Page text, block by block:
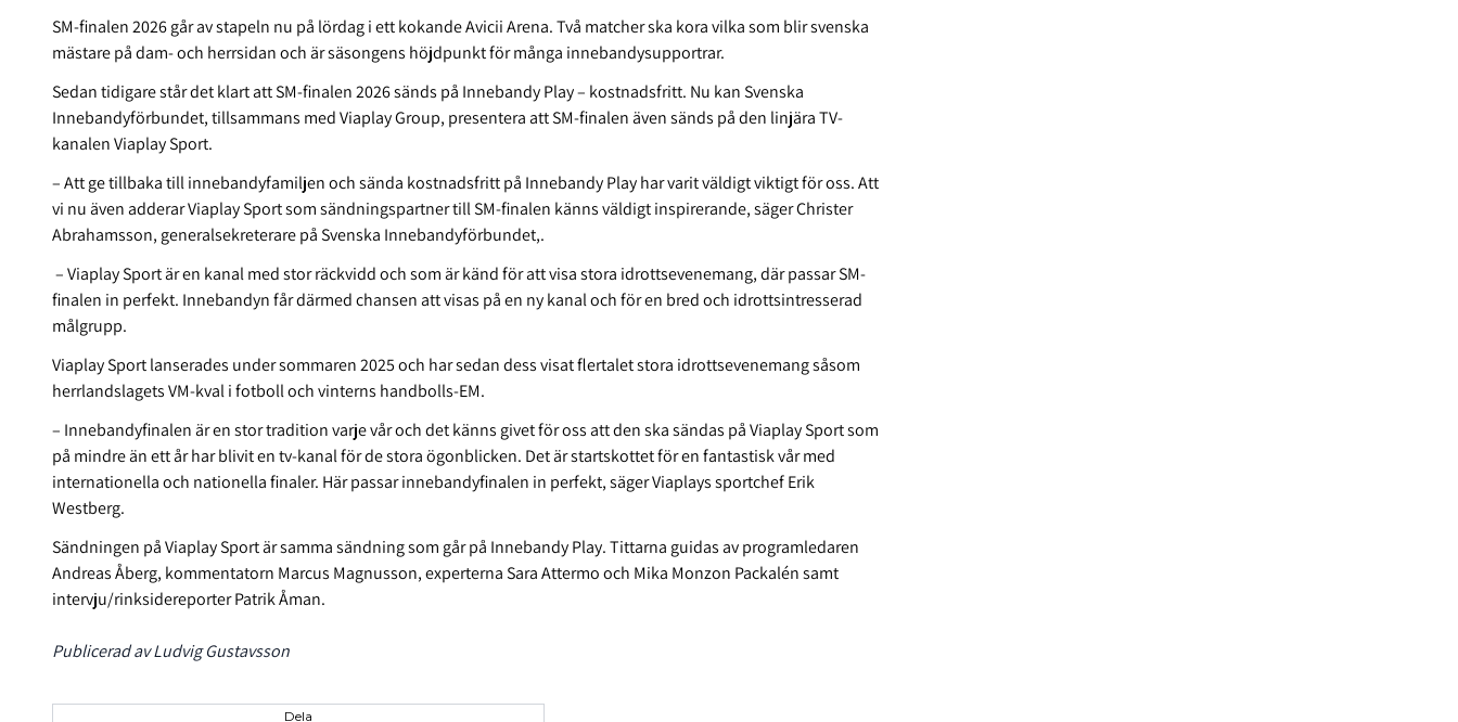
SM-finalen 2026 går av stapeln nu på lördag i ett kokande Avicii Arena. Två matcher ska kora vilka som blir svenska
mästare på dam- och herrsidan och är säsongens höjdpunkt för många innebandysupportrar.
Sedan tidigare står det klart att SM-finalen 2026 sänds på Innebandy Play – kostnadsfritt. Nu kan Svenska
Innebandyförbundet, tillsammans med Viaplay Group, presentera att SM-finalen även sänds på den linjära TV-
kanalen Viaplay Sport.
– Att ge tillbaka till innebandyfamiljen och sända kostnadsfritt på Innebandy Play har varit väldigt viktigt för oss. Att
vi nu även adderar Viaplay Sport som sändningspartner till SM-finalen känns väldigt inspirerande, säger Christer
Abrahamsson, generalsekreterare på Svenska Innebandyförbundet,.
– Viaplay Sport är en kanal med stor räckvidd och som är känd för att visa stora idrottsevenemang, där passar SM-
finalen in perfekt. Innebandyn får därmed chansen att visas på en ny kanal och för en bred och idrottsintresserad
målgrupp.
Viaplay Sport lanserades under sommaren 2025 och har sedan dess visat flertalet stora idrottsevenemang såsom
herrlandslagets VM-kval i fotboll och vinterns handbolls-EM.
– Innebandyfinalen är en stor tradition varje vår och det känns givet för oss att den ska sändas på Viaplay Sport som
på mindre än ett år har blivit en tv-kanal för de stora ögonblicken. Det är startskottet för en fantastisk vår med
internationella och nationella finaler. Här passar innebandyfinalen in perfekt, säger Viaplays sportchef Erik
Westberg.
Sändningen på Viaplay Sport är samma sändning som går på Innebandy Play. Tittarna guidas av programledaren
Andreas Åberg, kommentatorn Marcus Magnusson, experterna Sara Attermo och Mika Monzon Packalén samt
intervju/rinksidereporter Patrik Åman.
Publicerad av Ludvig Gustavsson
Dela